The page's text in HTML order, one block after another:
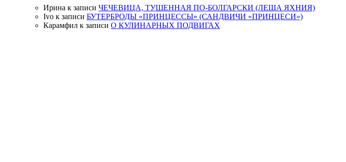
Ирина к записи ЧЕЧЕВИЦА, ТУШЕННАЯ ПО-БОЛГАРСКИ (ЛЕЩА ЯХНИЯ)
Ivo к записи БУТЕРБРОДЫ «ПРИНЦЕССЫ» (САНДВИЧИ «ПРИНЦЕСИ»)
Карамфил к записи О КУЛИНАРНЫХ ПОДВИГАХ